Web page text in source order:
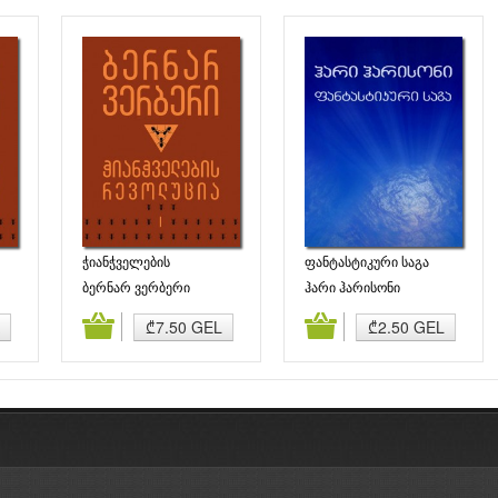
ჭიანჭველების
რევოლუცია (ნაწილი I)
ბერნარ ვერბერი
₾7.50 GEL
ფანტასტიკური საგა
ჰარი ჰარისონი
₾2.50 GEL
კალათაში დამატება კალათაში დამატება